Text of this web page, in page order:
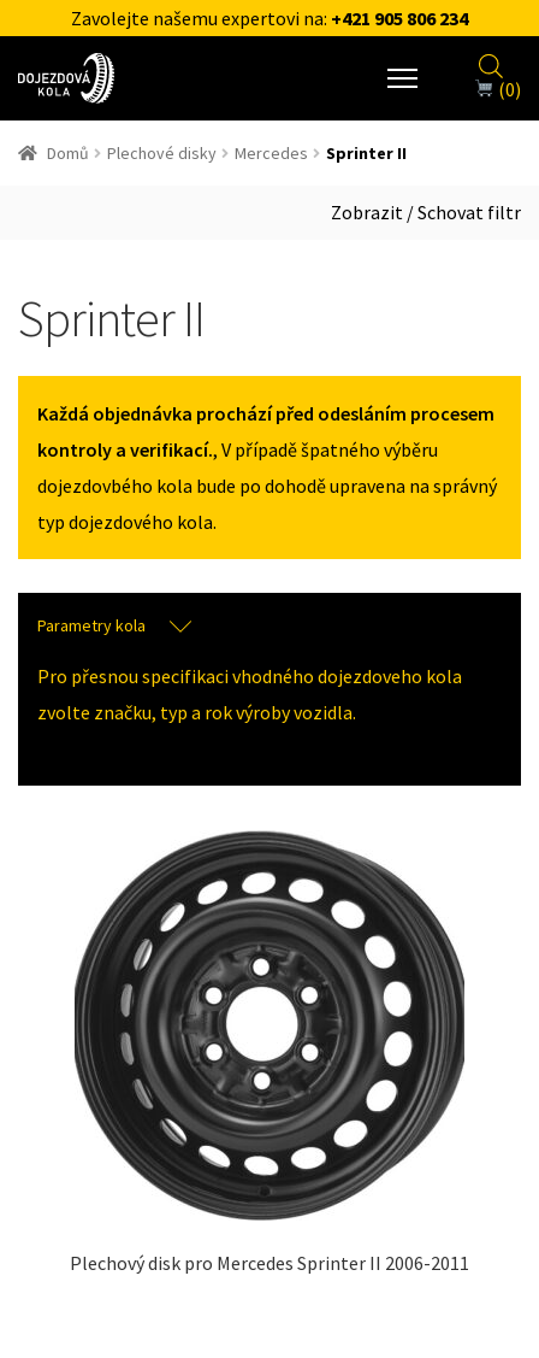
Zavolejte našemu expertovi na: +421 905 806 234
(0)
Domů Plechové disky Mercedes Sprinter II
Zobrazit / Schovat filtr
Sprinter II
Každá objednávka prochází před odesláním procesem
kontroly a verifikací., V případě špatného výběru
dojezdovbého kola bude po dohodě upravena na správný
typ dojezdového kola.
Parametry kola
Pro přesnou specifikaci vhodného dojezdoveho kola
zvolte značku, typ a rok výroby vozidla.
Plechový disk pro Mercedes Sprinter II 2006-2011